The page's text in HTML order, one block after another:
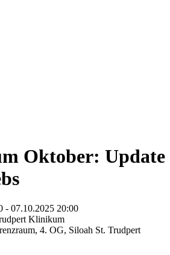
Oktober: Update
- 07.10.2025 20:00
Klinikum
4. OG, Siloah St. Trudpert